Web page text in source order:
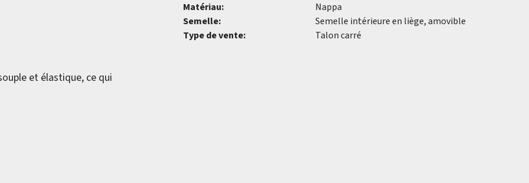
et élastique, ce qui
Matériau:
Nappa
Semelle:
Semelle intérieure en liège, amovible
Type de vente:
Talon carré